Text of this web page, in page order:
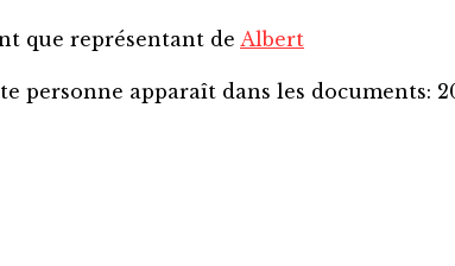
que représentant de Albert
personne apparaît dans les documents: